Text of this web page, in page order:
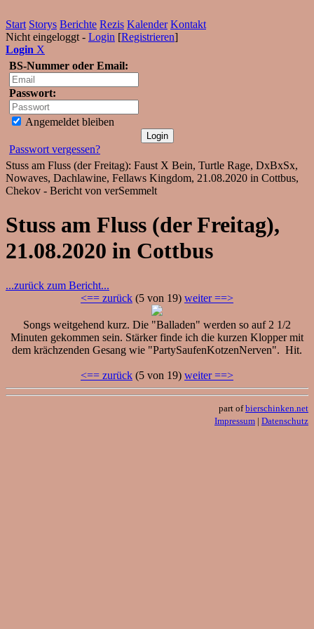
Start Storys Berichte Rezis Kalender Kontakt
Nicht eingeloggt - Login [Registrieren]
Login X
BS-Nummer oder Email:
Passwort:
Angemeldet bleiben
Passwort vergessen?
Stuss am Fluss (der Freitag): Faust X Bein, Turtle Rage, DxBxSx,
Nowaves, Dachlawine, Fellaws Kingdom, 21.08.2020 in Cottbus,
Chekov - Bericht von verSemmelt
Stuss am Fluss (der Freitag),
21.08.2020 in Cottbus
...zurück zum Bericht...
<== zurück (5 von 19) weiter ==>
Songs weitgehend kurz. Die "Balladen" werden so auf 2 1/2
Minuten gekommen sein. Stärker finde ich die kurzen Klopper mit
dem krächzenden Gesang wie "PartySaufenKotzenNerven". Hit.
<== zurück (5 von 19) weiter ==>
part ofbierschinken.net
Impressum | Datenschutz